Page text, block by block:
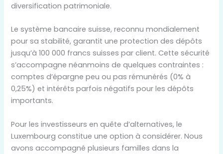
diversification patrimoniale.
Le système bancaire suisse, reconnu mondialement
pour sa stabilité, garantit une protection des dépôts
jusqu’à 100 000 francs suisses par client. Cette sécurité
s’accompagne néanmoins de quelques contraintes :
comptes d’épargne peu ou pas rémunérés (0% à
0,25%) et intérêts parfois négatifs pour les dépôts
importants.
Pour les investisseurs en quête d’alternatives, le
Luxembourg constitue une option à considérer. Nous
avons accompagné plusieurs familles dans la